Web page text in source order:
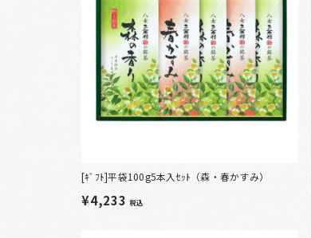
[ｷﾞﾌﾄ]平袋100g5本入ｾｯﾄ（森・春かすみ）
¥4,233税込